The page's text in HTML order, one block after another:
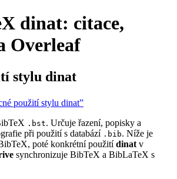
dinat: citace,
Overleaf
stylu dinat
použití stylu dinat”
.bst. Určuje řazení, popisky a
při použití s databází .bib. Níže je
poté konkrétní použitídinat v
synchronizuje BibTeX a BibLaTeX s